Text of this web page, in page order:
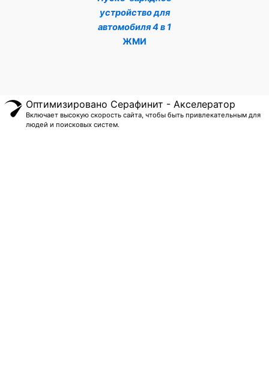
устройство для
автомобиля 4 в 1
ЖМИ
Оптимизировано Серафинит - Акселератор
Включает высокую скорость сайта, чтобы быть привлекательным для
людей и поисковых систем.